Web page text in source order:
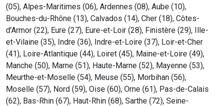
(05), Alpes-Maritimes (06), Ardennes (08), Aube (10),
Bouches-du-Rhône (13), Calvados (14), Cher (18), Côtes-
d’Armor (22), Eure (27), Eure-et-Loir (28), Finistère (29), Ille-
et-Vilaine (35), Indre (36), Indre-et-Loire (37), Loir-et-Cher
(41), Loire-Atlantique (44), Loiret (45), Maine-et-Loire (49),
Manche (50), Marne (51), Haute-Marne (52), Mayenne (53),
Meurthe-et-Moselle (54), Meuse (55), Morbihan (56),
Moselle (57), Nord (59), Oise (60), Orne (61), Pas-de-Calais
(62), Bas-Rhin (67), Haut-Rhin (68), Sarthe (72), Seine-